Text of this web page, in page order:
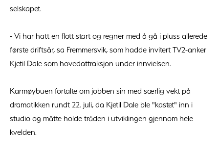
selskapet.
- Vi har hatt en flott start og regner med å gå i pluss allerede
første driftsår, sa Fremmersvik, som hadde invitert TV2-anker
Kjetil Dale som hovedattraksjon under innvielsen.
Karmøybuen fortalte om jobben sin med særlig vekt på
dramatikken rundt 22. juli, da Kjetil Dale ble "kastet" inn i
studio og måtte holde tråden i utviklingen gjennom hele
kvelden.